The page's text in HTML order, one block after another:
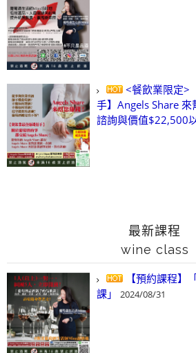
<餐飲業限定>
手】Angels Share
諮詢與價值$22,500
最新課程
wine class
【預約課程】
課」
2024/08/31